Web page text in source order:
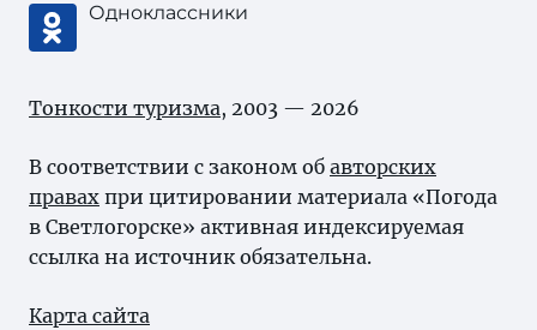
Одноклассники
Тонкости туризма, 2003 — 2026
В соответствии с законом об авторских
правах при цитировании материала «Погода
в Светлогорске» активная индексируемая
ссылка на источник обязательна.
Карта сайта